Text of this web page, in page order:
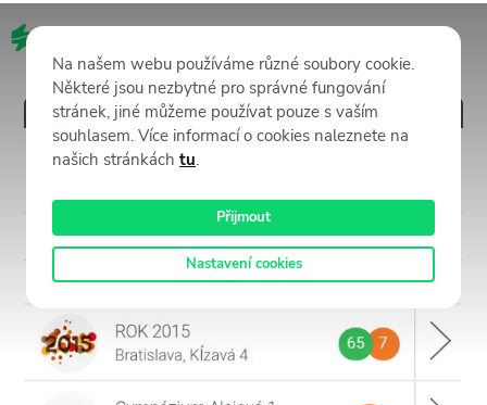
Na našem webu používáme různé soubory cookie.
Některé jsou nezbytné pro správné fungování
stránek, jiné můžeme používat pouze s vaším
souhlasem. Více informací o cookies naleznete na
našich stránkách tu.
Přijmout
Nastavení cookies